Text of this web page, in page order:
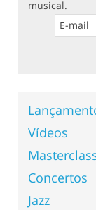
musical.
Vídeos
Concertos
Jazz